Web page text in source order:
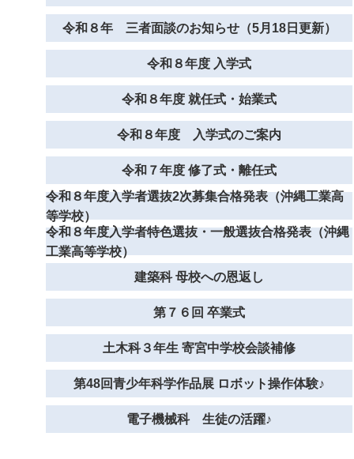
令和８年 三者面談のお知らせ（5月18日更新）
令和８年度 入学式
令和８年度 就任式・始業式
令和８年度 入学式のご案内
令和７年度 修了式・離任式
令和８年度入学者選抜2次募集合格発表（沖縄工業高
等学校）
令和８年度入学者特色選抜・一般選抜合格発表（沖縄
工業高等学校）
建築科 母校への恩返し
第７６回 卒業式
土木科３年生 寄宮中学校会談補修
第48回青少年科学作品展 ロボット操作体験♪
電子機械科 生徒の活躍♪